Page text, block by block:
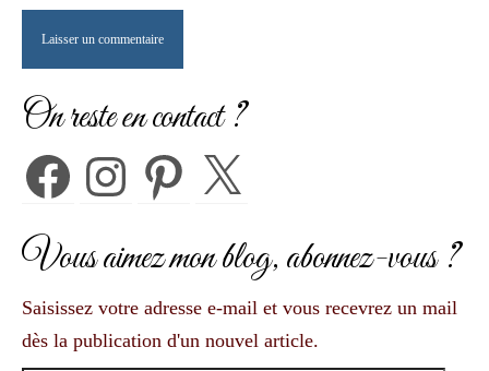
On reste en contact ?
FacebookInstagramPinterest X
Vous aimez mon blog, abonnez-vous ?
Saisissez votre adresse e-mail et vous recevrez un mail
dès la publication d'un nouvel article.